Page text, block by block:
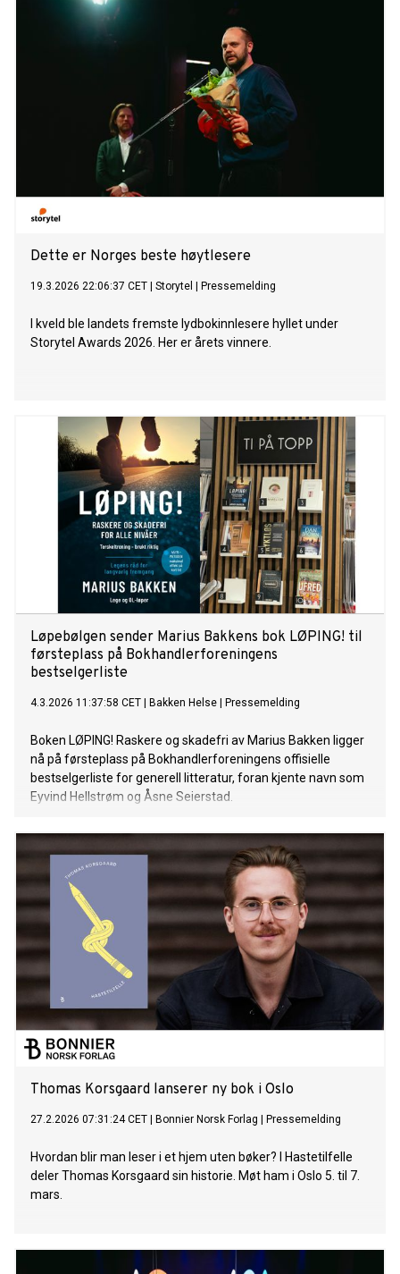
Dette er Norges beste høytlesere
19.3.2026 22:06:37 CET Storytel Pressemelding
I kveld ble landets fremste lydbokinnlesere hyllet under
Storytel Awards 2026. Her er årets vinnere.
Løpebølgen sender Marius Bakkens bok LØPING! til
førsteplass på Bokhandlerforeningens
bestselgerliste
4.3.2026 11:37:58 CET Bakken Helse Pressemelding
Boken LØPING! Raskere og skadefri av Marius Bakken ligger
nå på førsteplass på Bokhandlerforeningens offisielle
bestselgerliste for generell litteratur, foran kjente navn som
Eyvind Hellstrøm og Åsne Seierstad.
Thomas Korsgaard lanserer ny bok i Oslo
27.2.2026 07:31:24 CET Bonnier Norsk Forlag Pressemelding
Hvordan blir man leser i et hjem uten bøker? I Hastetilfelle
deler Thomas Korsgaard sin historie. Møt ham i Oslo 5. til 7.
mars.